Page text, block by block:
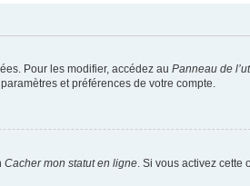
Pour les modifier, accédez au Panneau de
et préférences de votre compte.
Cacher mon statut en ligne. Si vous activez cette